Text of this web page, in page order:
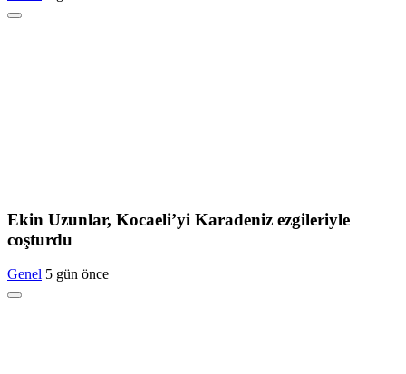
Ekin Uzunlar, Kocaeli’yi Karadeniz ezgileriyle
coşturdu
Genel 5 gün önce